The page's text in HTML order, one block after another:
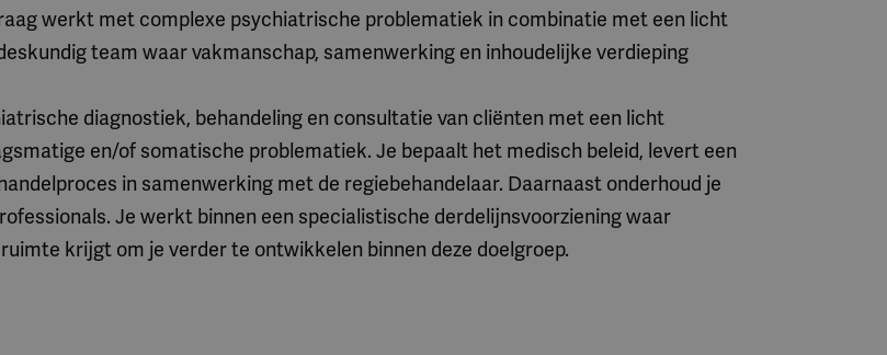
werkt met complexe psychiatrische problematiek in combinatie met een licht
team waar vakmanschap, samenwerking en inhoudelijke verdieping
diagnostiek, behandeling en consultatie van cliënten met een licht
en/of somatische problematiek. Je bepaalt het medisch beleid, levert een
in samenwerking met de regiebehandelaar. Daarnaast onderhoud je
Je werkt binnen een specialistische derdelijnsvoorziening waar
krijgt om je verder te ontwikkelen binnen deze doelgroep.